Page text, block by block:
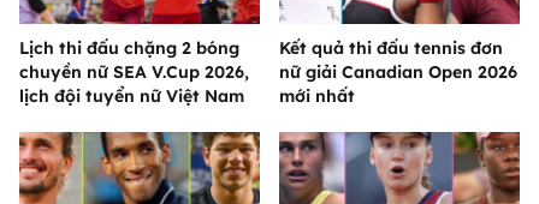
Lịch thi đấu chặng 2 bóng
chuyền nữ SEA V.Cup 2026,
lịch đội tuyển nữ Việt Nam
Kết quả thi đấu tennis đơn
nữ giải Canadian Open 2026
mới nhất